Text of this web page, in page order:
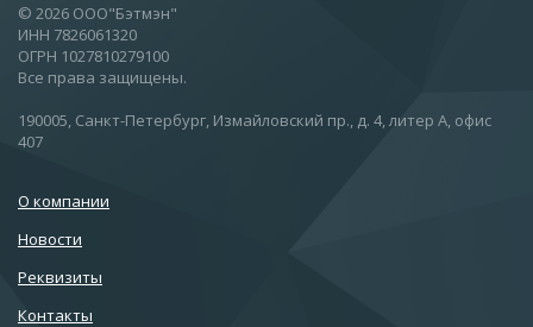
© 2026 ООО"Бэтмэн"
ИНН 7826061320
ОГРН 1027810279100
Все права защищены.
190005, Санкт-Петербург, Измайловский пр., д. 4, литер А, офис
407
О компании
Новости
Реквизиты
Контакты